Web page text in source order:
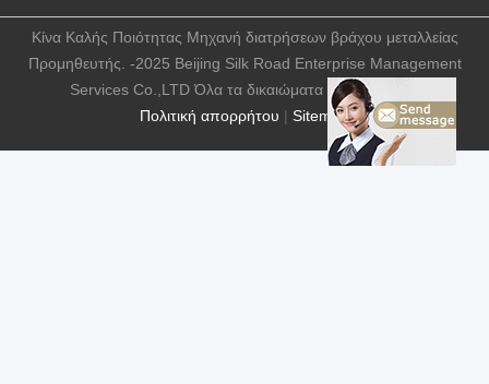
Πολιτική απορρήτου | Sitemap
Κίνα Καλής Ποιότητας Μηχανή διατρήσεων βράχου μεταλλείας
Προμηθευτής. -2025 Beijing Silk Road Enterprise Management
Services Co.,LTD Όλα τα δικαιώματα διατηρούνται.